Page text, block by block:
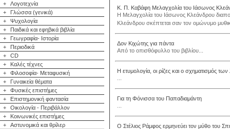
+
Λογοτεχνία
+
Γλώσσα (γενικά)
+
Ψυχολογία
+
Παιδικά και εφηβικά βιβλία
+
Γεωγραφία- Ιστορία
+
Περιοδικά
+
CD
+
Καλές τέχνες
+
Φιλοσοφία- Μεταφυσική
+
Γυναικεία θέματα
+
Φυσικές επιστήμες
+
Επιστημονική φαντασία
+
Οικολογία - Περιβάλλον
+
Κοινωνικές επιστήμες
+
Αστυνομικά και θρίλερ
Κ. Π. Καβάφη Μελαγχολία του Ιάσωνος
Η Μελαγχολία του Ιάσωνος Κλεάνδρου
Κλεάνδρου σκέπτεται σαν τον ομώνυμο
Δον Κιχώτης για πάντα
Από το οπισθόφυλλο του βιβλίου...
Η ετυμολογία, οι ρίζες και ο σχηματισμός
Για τη Φόνισσα του Παπαδιαμάντη
Ο Στέλιος Ράμφος ερμηνεύει τον μύθο του